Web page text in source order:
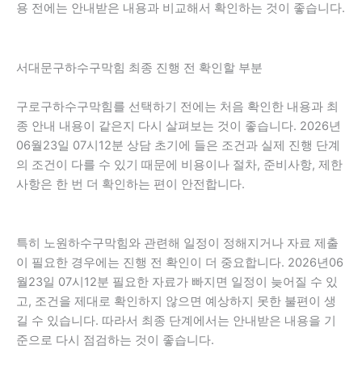
용 전에는 안내받은 내용과 비교해서 확인하는 것이 좋습니다.
서대문구하수구막힘 최종 진행 전 확인할 부분
구로구하수구막힘를 선택하기 전에는 처음 확인한 내용과 최
종 안내 내용이 같은지 다시 살펴보는 것이 좋습니다. 2026년
06월23일 07시12분 상담 초기에 들은 조건과 실제 진행 단계
의 조건이 다를 수 있기 때문에 비용이나 절차, 준비사항, 제한
사항은 한 번 더 확인하는 편이 안전합니다.
특히 노원하수구막힘와 관련해 일정이 정해지거나 자료 제출
이 필요한 경우에는 진행 전 확인이 더 중요합니다. 2026년06
월23일 07시12분 필요한 자료가 빠지면 일정이 늦어질 수 있
고, 조건을 제대로 확인하지 않으면 예상하지 못한 불편이 생
길 수 있습니다. 따라서 최종 단계에서는 안내받은 내용을 기
준으로 다시 점검하는 것이 좋습니다.